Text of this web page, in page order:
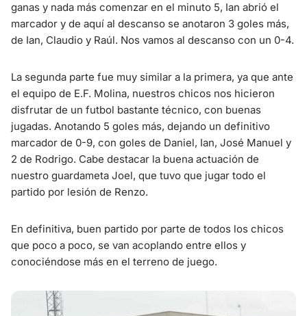
ganas y nada más comenzar en el minuto 5, Ian abrió el
marcador y de aquí al descanso se anotaron 3 goles más,
de Ian, Claudio y Raúl. Nos vamos al descanso con un 0-4.
La segunda parte fue muy similar a la primera, ya que ante
el equipo de E.F. Molina, nuestros chicos nos hicieron
disfrutar de un futbol bastante técnico, con buenas
jugadas. Anotando 5 goles más, dejando un definitivo
marcador de 0-9, con goles de Daniel, Ian, José Manuel y
2 de Rodrigo. Cabe destacar la buena actuación de
nuestro guardameta Joel, que tuvo que jugar todo el
partido por lesión de Renzo.
En definitiva, buen partido por parte de todos los chicos
que poco a poco, se van acoplando entre ellos y
conociéndose más en el terreno de juego.